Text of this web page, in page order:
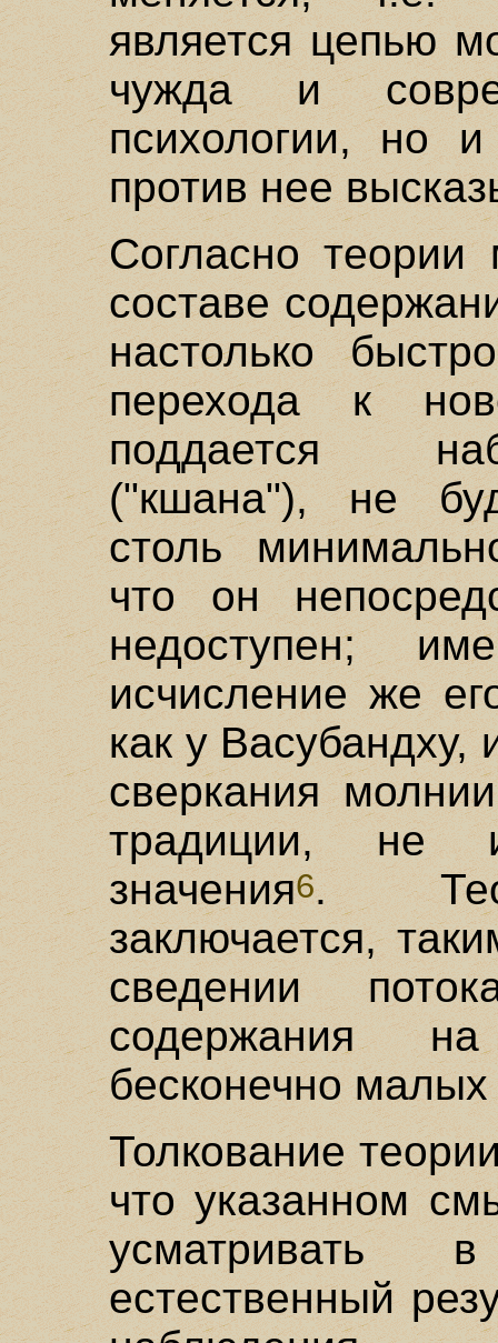
является цепью
чужда и
психологии, но
против нее
Согласно теории
составе
настолько
перехода к
поддается
("кшана"), не
столь
что он
недоступен;
исчисление же
как у Васубандху,
сверкания
традиции, не
значения6.
заключается,
сведении
содержания
бесконечно
Толкование
что указанном
усматривать
естественный